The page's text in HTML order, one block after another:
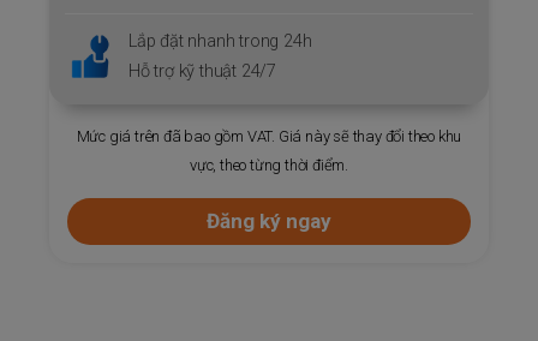
Lắp đặt nhanh trong 24h
Hỗ trợ kỹ thuật 24/7
Mức giá trên đã bao gồm VAT. Giá này sẽ thay đổi theo khu
vực, theo từng thời điểm.
Đăng ký ngay